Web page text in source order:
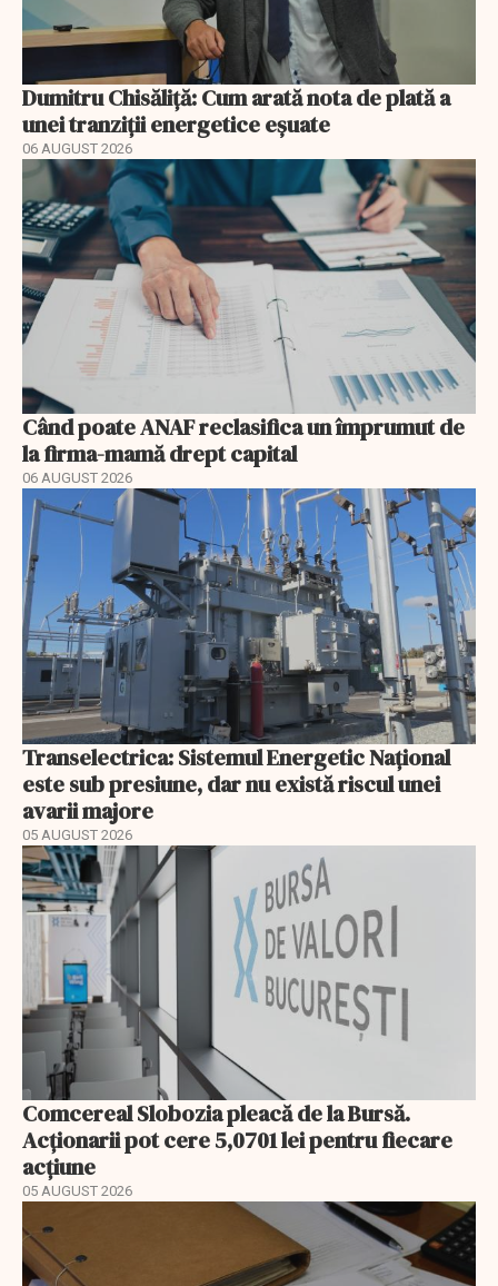
Dumitru Chisăliță: Cum arată nota de plată a
unei tranziții energetice eșuate
06 AUGUST 2026
Când poate ANAF reclasifica un împrumut de
la firma-mamă drept capital
06 AUGUST 2026
Transelectrica: Sistemul Energetic Național
este sub presiune, dar nu există riscul unei
avarii majore
05 AUGUST 2026
Comcereal Slobozia pleacă de la Bursă.
Acționarii pot cere 5,0701 lei pentru fiecare
acțiune
05 AUGUST 2026